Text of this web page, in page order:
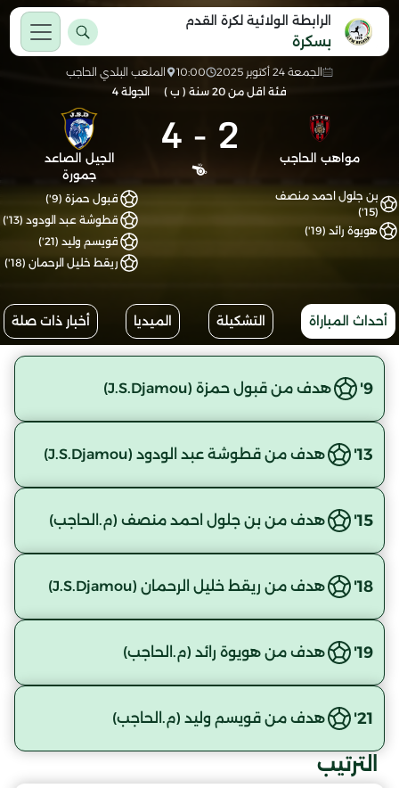
الرابطة الولائية لكرة القدم
بسكرة
الجمعة 24 أكتوبر 2025 10:00
الملعب البلدي الحاجب
فئة اقل من 20 سنة ( ب )
الجولة 4
مواهب الحاجب 2
-
4
الجيل الصاعد
جمورة
بن جلول احمد منصف
(15')
هويوة رائد (19')
قبول حمزة (9')
قطوشة عبد الودود (13')
قويسم وليد (21')
ريقط خليل الرحمان (18')
أحداث المباراة التشكيلة الميديا أخبار ذات صلة
9' هدف من قبول حمزة (J.S.Djamou)
13' هدف من قطوشة عبد الودود (J.S.Djamou)
15' هدف من بن جلول احمد منصف (م.الحاجب)
18' هدف من ريقط خليل الرحمان (J.S.Djamou)
19' هدف من هويوة رائد (م.الحاجب)
21' هدف من قويسم وليد (م.الحاجب)
الترتيب